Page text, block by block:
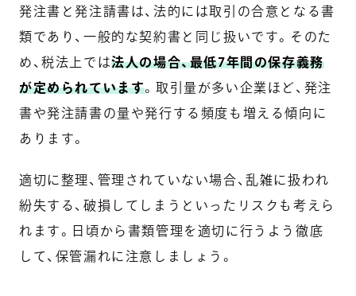
発注書と発注請書は、法的には取引の合意となる書
類であり、一般的な契約書と同じ扱いです。そのた
め、税法上では法人の場合、最低7年間の保存義務
が定められています。取引量が多い企業ほど、発注
書や発注請書の量や発行する頻度も増える傾向に
あります。
適切に整理、管理されていない場合、乱雑に扱われ
紛失する、破損してしまうといったリスクも考えら
れます。日頃から書類管理を適切に行うよう徹底
して、保管漏れに注意しましょう。